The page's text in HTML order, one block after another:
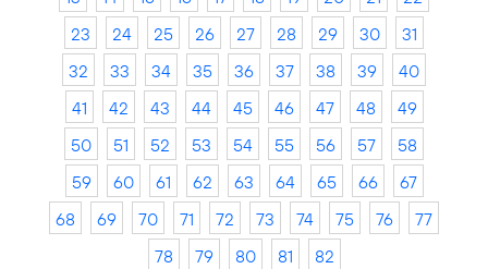
23
24 25 26 27 28 29 30
31
32
33 34 35 36 37 38 39
40
41
42 43 44 45 46 47 48
49
50
51 52 53 54 55 56 57
58
59
60 61 62 63 64 65 66
67
68
69 70 71 72 73 74 75 76
77
78
79 80 81 82